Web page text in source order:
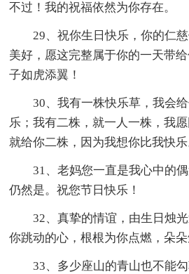
不过！我的祝福依然为你存在。
29、祝你生日快乐，你的仁
美好，愿这完整属于你的一天带
子如虎添翼！
30、我有一株快乐草，我会
乐；我有二株，就一人一株，我
就给你二株，因为我想你比我快乐
31、老妈您一直是我心中的
仍然是。祝您节日快乐！
32、真挚的情谊，由生日烛
你跳动的心，根根为你点燃，朵朵
33、多少座山的青山也不能